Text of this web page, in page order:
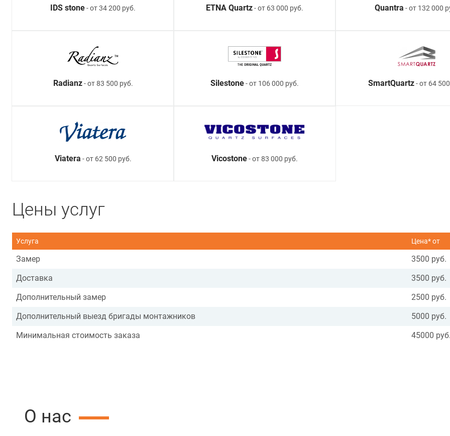
IDS stone- от 34 200 руб. ETNA Quartz- от 63 000 руб. Quantra - от 132 000
Radianz- от 83 500 руб. Silestone- от 106 000 руб. SmartQuartz- от 64
Viatera - от 62 500 руб. Vicostone- от 83 000 руб.
Цены услуг
Услуга Цена* от
Замер 3500 руб.
Доставка
3500 руб.
Дополнительный замер
2500 руб.
Дополнительный выезд бригады монтажников
5000 руб.
Минимальная стоимость заказа
45000 руб.
О нас